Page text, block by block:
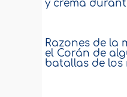
y crema
Razones de la
el Corán de
batallas de los